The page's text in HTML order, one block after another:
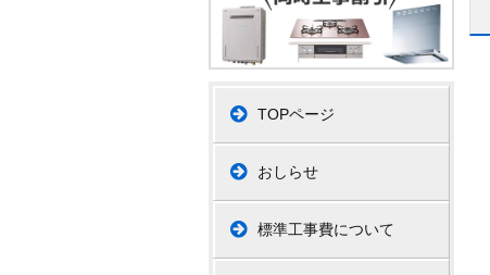
TOPページ
おしらせ
標準工事費について